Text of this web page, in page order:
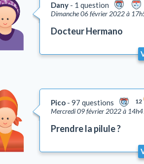
Dany 1 question
Dimanche 06 février 2022 à
Docteur Hermano
Pico 97 questions 12
Mercredi 09 février 2022 à
Prendre la pilule ?